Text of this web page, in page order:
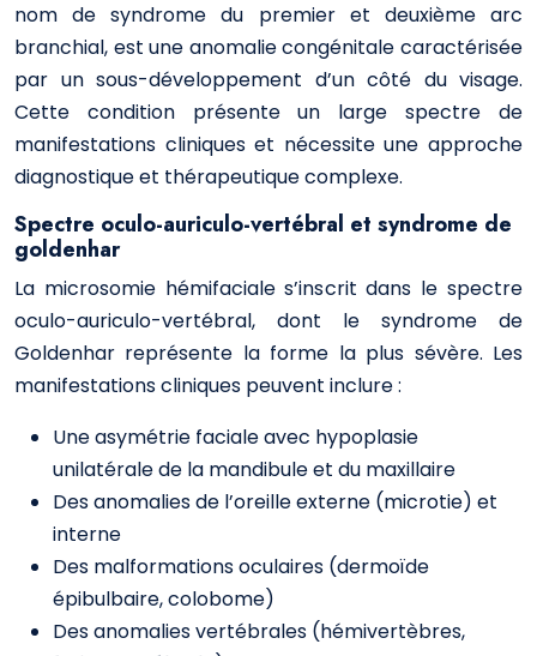
nom de syndrome du premier et deuxième arc
branchial, est une anomalie congénitale caractérisée
par un sous-développement d’un côté du visage.
Cette condition présente un large spectre de
manifestations cliniques et nécessite une approche
diagnostique et thérapeutique complexe.
Spectre oculo-auriculo-vertébral et syndrome de
goldenhar
La microsomie hémifaciale s’inscrit dans le spectre
oculo-auriculo-vertébral, dont le syndrome de
Goldenhar représente la forme la plus sévère. Les
manifestations cliniques peuvent inclure :
Une asymétrie faciale avec hypoplasie
unilatérale de la mandibule et du maxillaire
Des anomalies de l’oreille externe (microtie) et
interne
Des malformations oculaires (dermoïde
épibulbaire, colobome)
Des anomalies vertébrales (hémivertèbres,